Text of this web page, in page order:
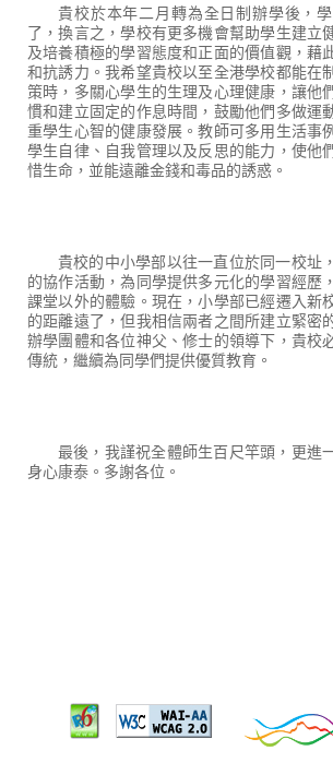
貴校於本年二月轉為全日制辦學後，
了，換言之，學校有更多機會幫助學生建立
及培養積極的學習態度和正面的價值觀，藉
和抗誘力。我希望貴校以至全港學校都能在
策時，多關心學生的生理及心理健康，讓他
慣和建立固定的作息時間，鼓勵他們多做運
重學生心智的健康發展。教師可多用生活事
學生自律、自我管理以及反思的能力，使他
惜生命，並能遠離金錢和毒品的誘惑。
貴校的中小學部以往一直位於同一校址
的協作活動，為同學提供多元化的學習經歷
課堂以外的體驗。現在，小學部已經遷入新
的距離遠了，但我相信兩者之間所建立緊密
辦學團體和各位神父、修士的領導下，貴校
傳統，繼續為同學們提供優質教育。
最後，我謹祝全體師生百尺竿頭，更進
身心康泰。多謝各位。